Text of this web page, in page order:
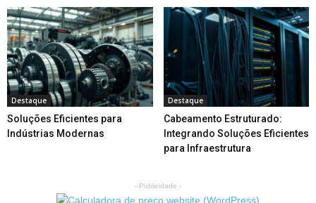
Destaque
Soluções Eficientes para
Indústrias Modernas
Destaque
Cabeamento Estruturado:
Integrando Soluções Eficientes
para Infraestrutura
- Publicidade -